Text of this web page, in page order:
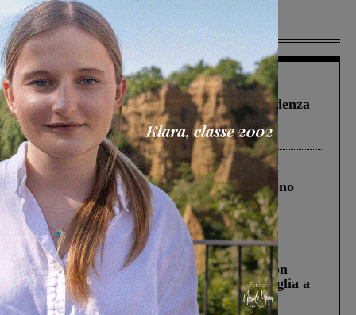
Più lette
Figline Incisa Valdarno 1 Agosto 2026
Piscina di Figline finanziata oltre la scadenza
Pnrr, il gruppo di Fratelli d’Italia: “Un
ringraziamento al Governo”
Cronaca 4 Agosto 2026
Un anno fa la strage in A1 in cui morirono
Gianni, Giulia e Franco. Lo schianto, il
processo, lo stop ai sorpassi fra tir....
Cronaca 3 Agosto 2026
Scomparso da una struttura di Castiglion
Fiorentino l’uomo che aveva ucciso la figlia a
Levane nel 2020